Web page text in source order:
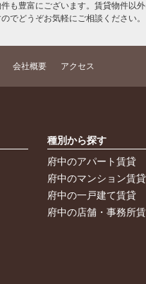
も豊富にございます。賃貸物件
でどうぞお気軽にご相談ください。
会社概要 アクセス
種別から探す
府中のアパート賃貸
府中のマンション賃貸
府中の一戸建て賃貸
府中の店舗・事務所